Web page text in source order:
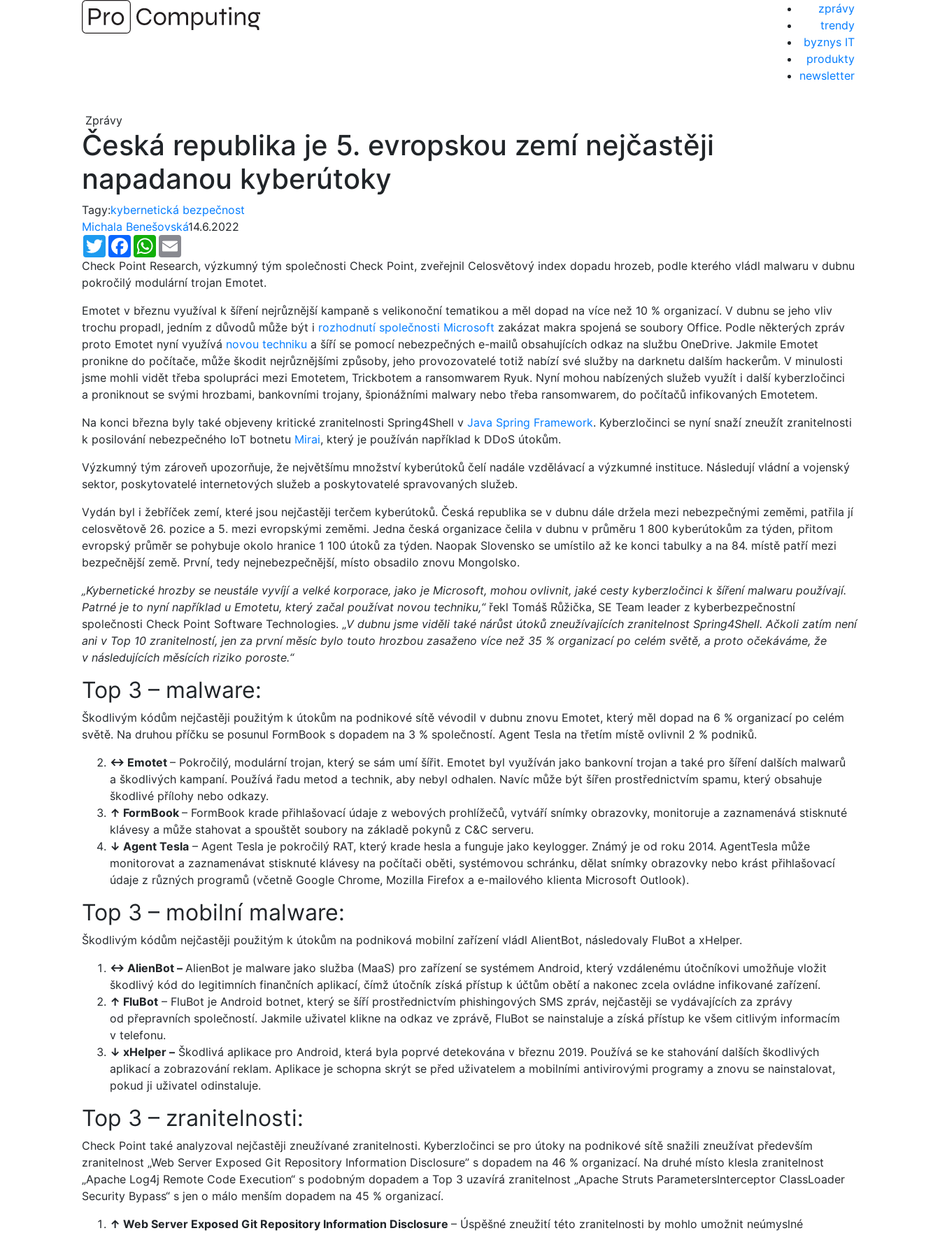
zprávy
trendy
byznys IT
produkty
newsletter
Zprávy
Česká republika je 5. evropskou zemí nejčastěji
napadanou kyberútoky
Tagy:kybernetická bezpečnost
Michala Benešovská14.6.2022
TwitterFacebookWhatsApp
Check Point Research, výzkumný tým společnosti Check Point, zveřejnil Celosvětový index dopadu hrozeb, podle kterého vládl malwaru v dubnu
pokročilý modulární trojan Emotet.
Emotet v březnu využíval k šíření nejrůznější kampaně s velikonoční tematikou a měl dopad na více než 10 % organizací. V dubnu se jeho vliv
trochu propadl, jedním z důvodů může být i rozhodnutí společnosti Microsoft zakázat makra spojená se soubory Office. Podle některých zpráv
proto Emotet nyní využívá novou techniku a šíří se pomocí nebezpečných e-mailů obsahujících odkaz na službu OneDrive. Jakmile Emotet
pronikne do počítače, může škodit nejrůznějšími způsoby, jeho provozovatelé totiž nabízí své služby na darknetu dalším hackerům. V minulosti
jsme mohli vidět třeba spolupráci mezi Emotetem, Trickbotem a ransomwarem Ryuk. Nyní mohou nabízených služeb využít i další kyberzločinci
a proniknout se svými hrozbami, bankovními trojany, špionážními malwary nebo třeba ransomwarem, do počítačů infikovaných Emotetem.
Na konci března byly také objeveny kritické zranitelnosti Spring4Shell v Java Spring Framework. Kyberzločinci se nyní snaží zneužít zranitelnosti
k posilování nebezpečného IoT botnetu Mirai, který je používán například k DDoS útokům.
Výzkumný tým zároveň upozorňuje, že největšímu množství kyberútoků čelí nadále vzdělávací a výzkumné instituce. Následují vládní a vojenský
sektor, poskytovatelé internetových služeb a poskytovatelé spravovaných služeb.
Vydán byl i žebříček zemí, které jsou nejčastěji terčem kyberútoků. Česká republika se v dubnu dále držela mezi nebezpečnými zeměmi, patřila jí
celosvětově 26. pozice a 5. mezi evropskými zeměmi. Jedna česká organizace čelila v dubnu v průměru 1 800 kyberútokům za týden, přitom
evropský průměr se pohybuje okolo hranice 1 100 útoků za týden. Naopak Slovensko se umístilo až ke konci tabulky a na 84. místě patří mezi
bezpečnější země. První, tedy nejnebezpečnější, místo obsadilo znovu Mongolsko.
„Kybernetické hrozby se neustále vyvíjí a velké korporace, jako je Microsoft, mohou ovlivnit, jaké cesty kyberzločinci k šíření malwaru používají.
Patrné je to nyní například u Emotetu, který začal používat novou techniku,“řekl Tomáš Růžička, SE Team leader z kyberbezpečnostní
společnosti Check Point Software Technologies. „V dubnu jsme viděli také nárůst útoků zneužívajících zranitelnost Spring4Shell. Ačkoli zatím není
ani v Top 10 zranitelností, jen za první měsíc bylo touto hrozbou zasaženo více než 35 % organizací po celém světě, a proto očekáváme, že
v následujících měsících riziko poroste.“
Top 3 – malware:
Škodlivým kódům nejčastěji použitým k útokům na podnikové sítě vévodil v dubnu znovu Emotet, který měl dopad na 6 % organizací po celém
světě. Na druhou příčku se posunul FormBook s dopadem na 3 % společností. Agent Tesla na třetím místě ovlivnil 2 % podniků.
↔ Emotet – Pokročilý, modulární trojan, který se sám umí šířit. Emotet byl využíván jako bankovní trojan a také pro šíření dalších malwarů
a škodlivých kampaní. Používá řadu metod a technik, aby nebyl odhalen. Navíc může být šířen prostřednictvím spamu, který obsahuje
škodlivé přílohy nebo odkazy.
↑ FormBook – FormBook krade přihlašovací údaje z webových prohlížečů, vytváří snímky obrazovky, monitoruje a zaznamenává stisknuté
klávesy a může stahovat a spouštět soubory na základě pokynů z C&C serveru.
↓ Agent Tesla – Agent Tesla je pokročilý RAT, který krade hesla a funguje jako keylogger. Známý je od roku 2014. AgentTesla může
monitorovat a zaznamenávat stisknuté klávesy na počítači oběti, systémovou schránku, dělat snímky obrazovky nebo krást přihlašovací
údaje z různých programů (včetně Google Chrome, Mozilla Firefox a e-mailového klienta Microsoft Outlook).
Top 3 – mobilní malware:
Škodlivým kódům nejčastěji použitým k útokům na podniková mobilní zařízení vládl AlientBot, následovaly FluBot a xHelper.
↔ AlienBot – AlienBot je malware jako služba (MaaS) pro zařízení se systémem Android, který vzdálenému útočníkovi umožňuje vložit
škodlivý kód do legitimních finančních aplikací, čímž útočník získá přístup k účtům obětí a nakonec zcela ovládne infikované zařízení.
↑ FluBot – FluBot je Android botnet, který se šíří prostřednictvím phishingových SMS zpráv, nejčastěji se vydávajících za zprávy
od přepravních společností. Jakmile uživatel klikne na odkaz ve zprávě, FluBot se nainstaluje a získá přístup ke všem citlivým informacím
v telefonu.
↓ xHelper – Škodlivá aplikace pro Android, která byla poprvé detekována v březnu 2019. Používá se ke stahování dalších škodlivých
aplikací a zobrazování reklam. Aplikace je schopna skrýt se před uživatelem a mobilními antivirovými programy a znovu se nainstalovat,
pokud ji uživatel odinstaluje.
Top 3 – zranitelnosti:
Check Point také analyzoval nejčastěji zneužívané zranitelnosti. Kyberzločinci se pro útoky na podnikové sítě snažili zneužívat především
zranitelnost „Web Server Exposed Git Repository Information Disclosure” s dopadem na 46 % organizací. Na druhé místo klesla zranitelnost
„Apache Log4j Remote Code Execution“ s podobným dopadem a Top 3 uzavírá zranitelnost „Apache Struts ParametersInterceptor ClassLoader
Security Bypass“ s jen o málo menším dopadem na 45 % organizací.
↑ Web Server Exposed Git Repository Information Disclosure – Úspěšné zneužití této zranitelnosti by mohlo umožnit neúmyslné